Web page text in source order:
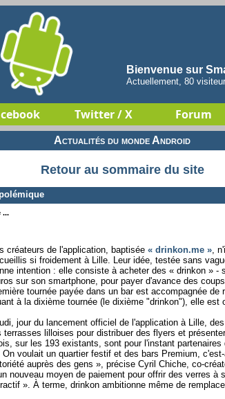
Bienvenue sur
Actuellement, 80
Twitter / X Forum
Actualités du monde Android
Retour au sommaire du site
...
créateurs de l'application, baptisée « drinkon.me » ,
si froidement à Lille. Leur idée, testée sans
intention : elle consiste à acheter des « drinkon »
sur son smartphone, pour payer d'avance des
tournée payée dans un bar est accompagnée
à la dixième tournée (le dixième "drinkon"), elle est
jour du lancement officiel de l'application à Lille,
terrasses lilloises pour distribuer des flyers et
sur les 193 existants, sont pour l'instant
On voulait un quartier festif et des bars Premium,
auprès des gens », précise Cyril Chiche, co-
nouveau moyen de paiement pour offrir des verres à
». À terme, drinkon ambitionne même de